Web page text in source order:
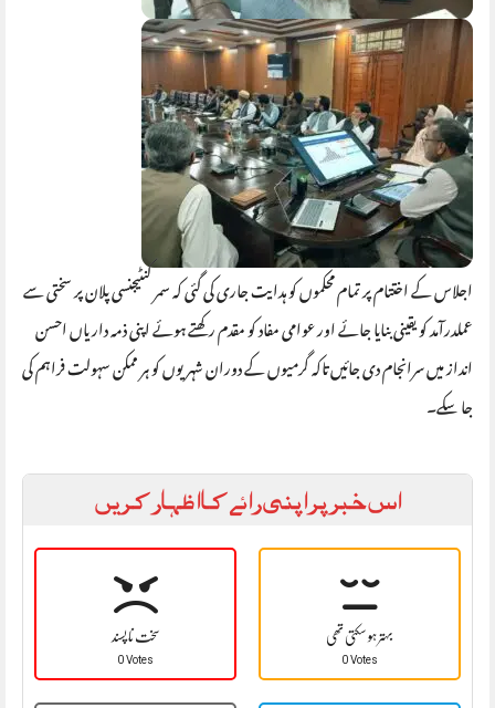
اجلاس کے اختتام پر تمام محکموں کو ہدایت جاری کی گئی کہ سمر کنٹیجنسی پلان پر سختی سے
عملدرآمد کو یقینی بنایا جائے اور عوامی مفاد کو مقدم رکھتے ہوئے اپنی ذمہ داریاں احسن
انداز میں سرانجام دی جائیں تاکہ گرمیوں کے دوران شہریوں کو ہر ممکن سہولت فراہم کی
جا سکے۔
اس خبر پر اپنی رائے کا اظہار کریں
سخت نا پسند
0 Votes
بہتر ہو سکتی تھی
0 Votes